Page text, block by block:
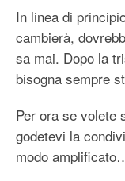
In linea di
cambierà,
sa mai. Dopo la
bisogna sempre
Per ora se volete
godetevi la
modo